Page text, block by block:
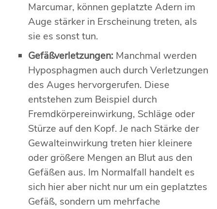
Marcumar, können geplatzte Adern im
Auge stärker in Erscheinung treten, als
sie es sonst tun.
Gefäßverletzungen: Manchmal werden
Hyposphagmen auch durch Verletzungen
des Auges hervorgerufen. Diese
entstehen zum Beispiel durch
Fremdkörpereinwirkung, Schläge oder
Stürze auf den Kopf. Je nach Stärke der
Gewalteinwirkung treten hier kleinere
oder größere Mengen an Blut aus den
Gefäßen aus. Im Normalfall handelt es
sich hier aber nicht nur um ein geplatztes
Gefäß, sondern um mehrfache